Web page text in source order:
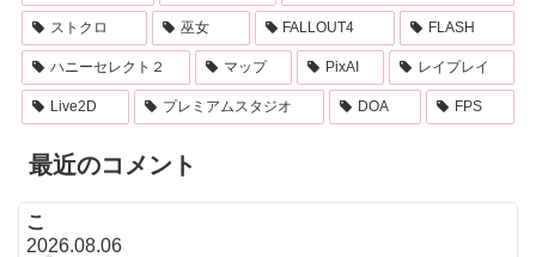
ストクロ 巫女 FALLOUT4 FLASH
ハニーセレクト２ マップ PixAI レイプレイ
Live2D プレミアムスタジオ DOA FPS
最近のコメント
こ
2026.08.06